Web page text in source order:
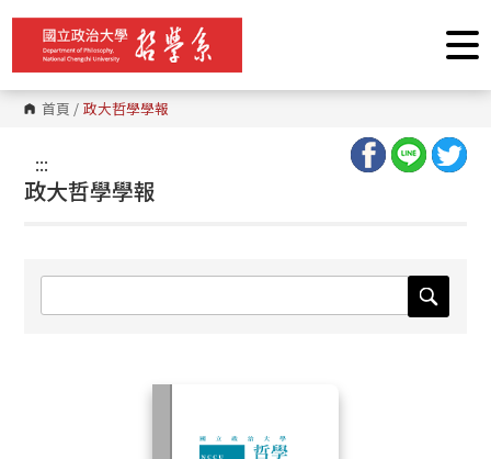
跳
要
內
容
區 首頁 / 政大哲學學報
:::
政大哲學學報